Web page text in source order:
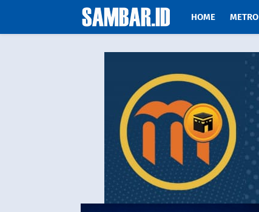
HOME METRO